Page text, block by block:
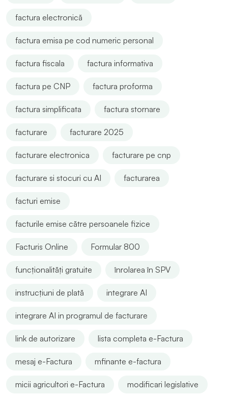
factura electronică
factura emisa pe cod numeric personal
factura fiscala factura informativa
factura pe CNP factura proforma
factura simplificata factura stornare
facturare facturare 2025
facturare electronica facturare pe cnp
facturare si stocuri cu AI facturarea
facturi emise
facturile emise către persoanele fizice
Facturis Online Formular 800
funcționalități gratuite înrolarea în SPV
instrucțiuni de plată integrare AI
integrare AI in programul de facturare
link de autorizare lista completa e-Factura
mesaj e-Factura mfinante e-factura
micii agricultori e-Factura modificari legislative